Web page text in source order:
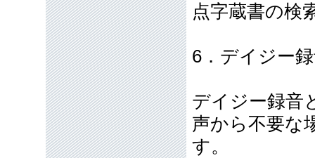
点字蔵書の検
6．デイジー
デイジー録音
声から不要な
す。